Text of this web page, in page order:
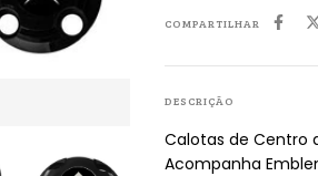
COMPARTILHAR
DESCRIÇÃO
Calotas de Centro
Acompanha